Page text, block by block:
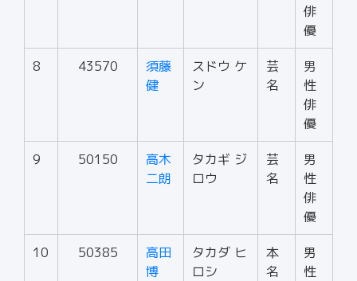
俳
優
8 43570
須藤
健
スドウ ケ
ン
芸
名
男
性
俳
優
9 50150
高木
二朗
タカギ ジ
ロウ
芸
名
男
性
俳
優
10 50385
高田
博
タカダ ヒ
ロシ
本
名
男
性